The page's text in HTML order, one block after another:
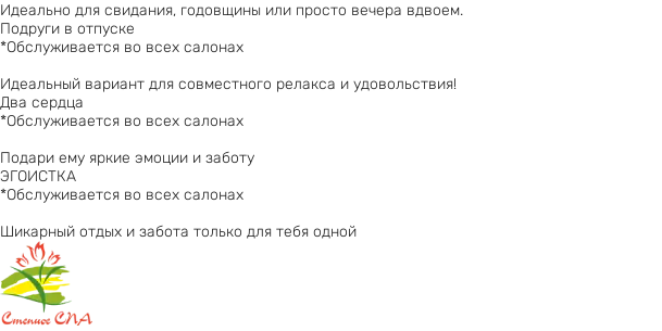
Идеально для свидания, годовщины или просто вечера вдвоем.
Подруги в отпуске
*Обслуживается во всех салонах
Идеальный вариант для совместного релакса и удовольствия!
Два сердца
*Обслуживается во всех салонах
Подари ему яркие эмоции и заботу
ЭГОИСТКА
*Обслуживается во всех салонах
Шикарный отдых и забота только для тебя одной